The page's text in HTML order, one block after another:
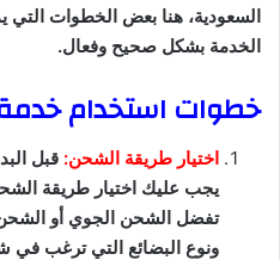
السعودية، هنا بعض الخطوات التي
الخدمة بشكل صحيح وفعال.
خطوات استخدام
اختيار طريقة الشحن: قبل
يجب عليك اختيار طريقة
تفضل الشحن الجوي أو
ونوع البضائع التي ترغب في